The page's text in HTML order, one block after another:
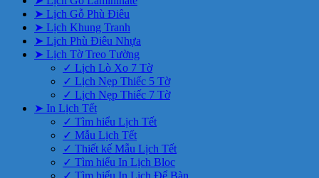
➤ Lịch Gỗ Phù Điêu
➤ Lịch Khung Tranh
➤ Lịch Phù Điêu Nhựa
➤ Lịch Tờ Treo Tường
✓ Lịch Lò Xo 7 Tờ
✓ Lịch Nẹp Thiếc 5 Tờ
✓ Lịch Nẹp Thiếc 7 Tờ
➤ In Lịch Tết
✓ Tìm hiểu Lịch Tết
✓ Mẫu Lịch Tết
✓ Thiết kế Mẫu Lịch Tết
✓ Tìm hiểu In Lịch Bloc